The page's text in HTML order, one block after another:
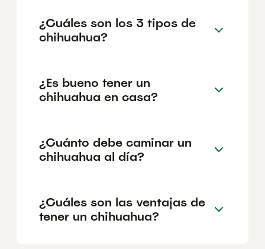
¿Cuáles son los 3 tipos de
chihuahua?
¿Es bueno tener un
chihuahua en casa?
¿Cuánto debe caminar un
chihuahua al día?
¿Cuáles son las ventajas de
tener un chihuahua?